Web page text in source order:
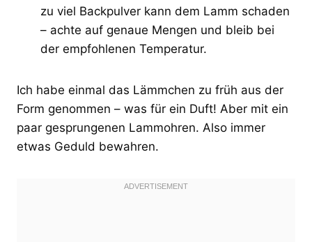
zu viel Backpulver kann dem Lamm schaden
– achte auf genaue Mengen und bleib bei
der empfohlenen Temperatur.
Ich habe einmal das Lämmchen zu früh aus der
Form genommen – was für ein Duft! Aber mit ein
paar gesprungenen Lammohren. Also immer
etwas Geduld bewahren.